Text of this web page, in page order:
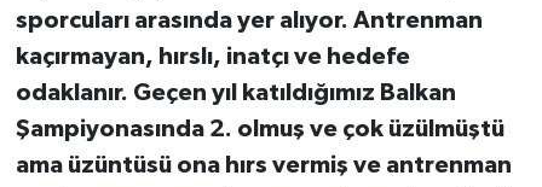
sporcuları arasında yer alıyor. Antrenman
kaçırmayan, hırslı, inatçı ve hedefe
odaklanır. Geçen yıl katıldığımız Balkan
Şampiyonasında 2. olmuş ve çok üzülmüştü
ama üzüntüsü ona hırs vermiş ve antrenman